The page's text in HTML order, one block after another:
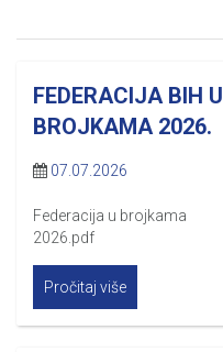
FEDERACIJA BIH U
BROJKAMA 2026.
07.07.2026
Federacija u brojkama
2026.pdf
Pročitaj više